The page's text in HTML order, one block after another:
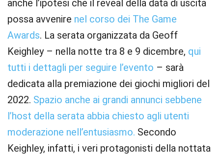
anche l’ipotesi che il reveal della data di uscita
possa avvenire nel corso dei The Game
Awards. La serata organizzata da Geoff
Keighley – nella notte tra 8 e 9 dicembre, qui
tutti i dettagli per seguire l’evento – sarà
dedicata alla premiazione dei giochi migliori del
2022. Spazio anche ai grandi annunci sebbene
l’host della serata abbia chiesto agli utenti
moderazione nell’entusiasmo. Secondo
Keighley, infatti, i veri protagonisti della nottata